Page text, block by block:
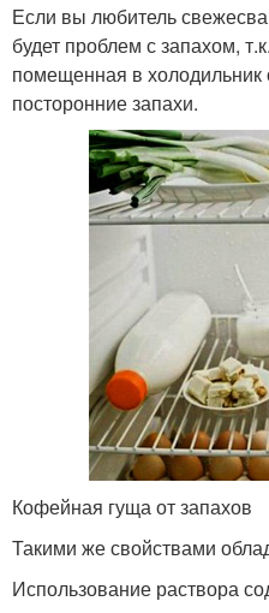
Если вы любитель
будет проблем с запахом,
помещенная в холодильник
посторонние запахи.
Кофейная гуща от запахов
Такими же свойствами
Использование раствора